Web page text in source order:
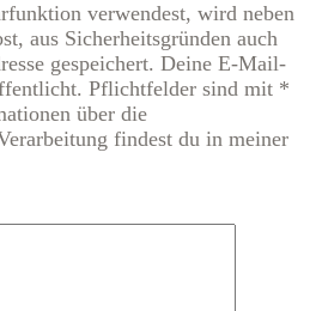
verwendest, wird neben
aus Sicherheitsgründen auch
gespeichert. Deine E-Mail-
Pflichtfelder sind mit *
über die
findest du in meiner